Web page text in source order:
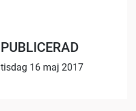
PUBLICERAD
tisdag 16 maj 2017